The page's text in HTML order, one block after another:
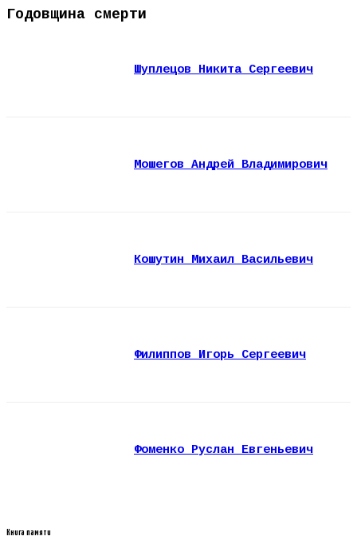
Годовщина смерти
Шуплецов Никита Сергеевич
Мошегов Андрей Владимирович
Кошутин Михаил Васильевич
Филиппов Игорь Сергеевич
Фоменко Руслан Евгеньевич
Книга памяти